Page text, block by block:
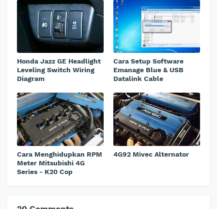
Honda Jazz GE Headlight
Leveling Switch Wiring
Diagram
Cara Setup Software
Emanage Blue & USB
Datalink Cable
Cara Menghidupkan RPM
Meter Mitsubishi 4G
Series - K20 Cop
4G92 Mivec Alternator